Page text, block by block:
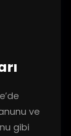
ve
gibi